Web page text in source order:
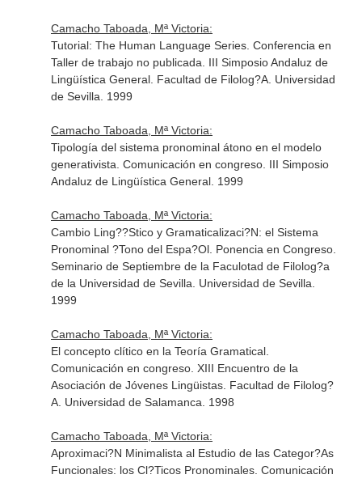
Camacho Taboada, Mª Victoria:
Tutorial: The Human Language Series. Conferencia en
Taller de trabajo no publicada. III Simposio Andaluz de
Lingüística General. Facultad de Filolog?A. Universidad
de Sevilla. 1999
Camacho Taboada, Mª Victoria:
Tipología del sistema pronominal átono en el modelo
generativista. Comunicación en congreso. III Simposio
Andaluz de Lingüística General. 1999
Camacho Taboada, Mª Victoria:
Cambio Ling??Stico y Gramaticalizaci?N: el Sistema
Pronominal ?Tono del Espa?Ol. Ponencia en Congreso.
Seminario de Septiembre de la Faculotad de Filolog?a
de la Universidad de Sevilla. Universidad de Sevilla.
1999
Camacho Taboada, Mª Victoria:
El concepto clítico en la Teoría Gramatical.
Comunicación en congreso. XIII Encuentro de la
Asociación de Jóvenes Lingüistas. Facultad de Filolog?
A. Universidad de Salamanca. 1998
Camacho Taboada, Mª Victoria:
Aproximaci?N Minimalista al Estudio de las Categor?As
Funcionales: los Cl?Ticos Pronominales. Comunicación